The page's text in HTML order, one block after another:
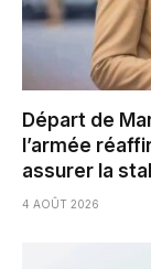
Départ de
l’armée
assurer la
4 AOÛT 2026